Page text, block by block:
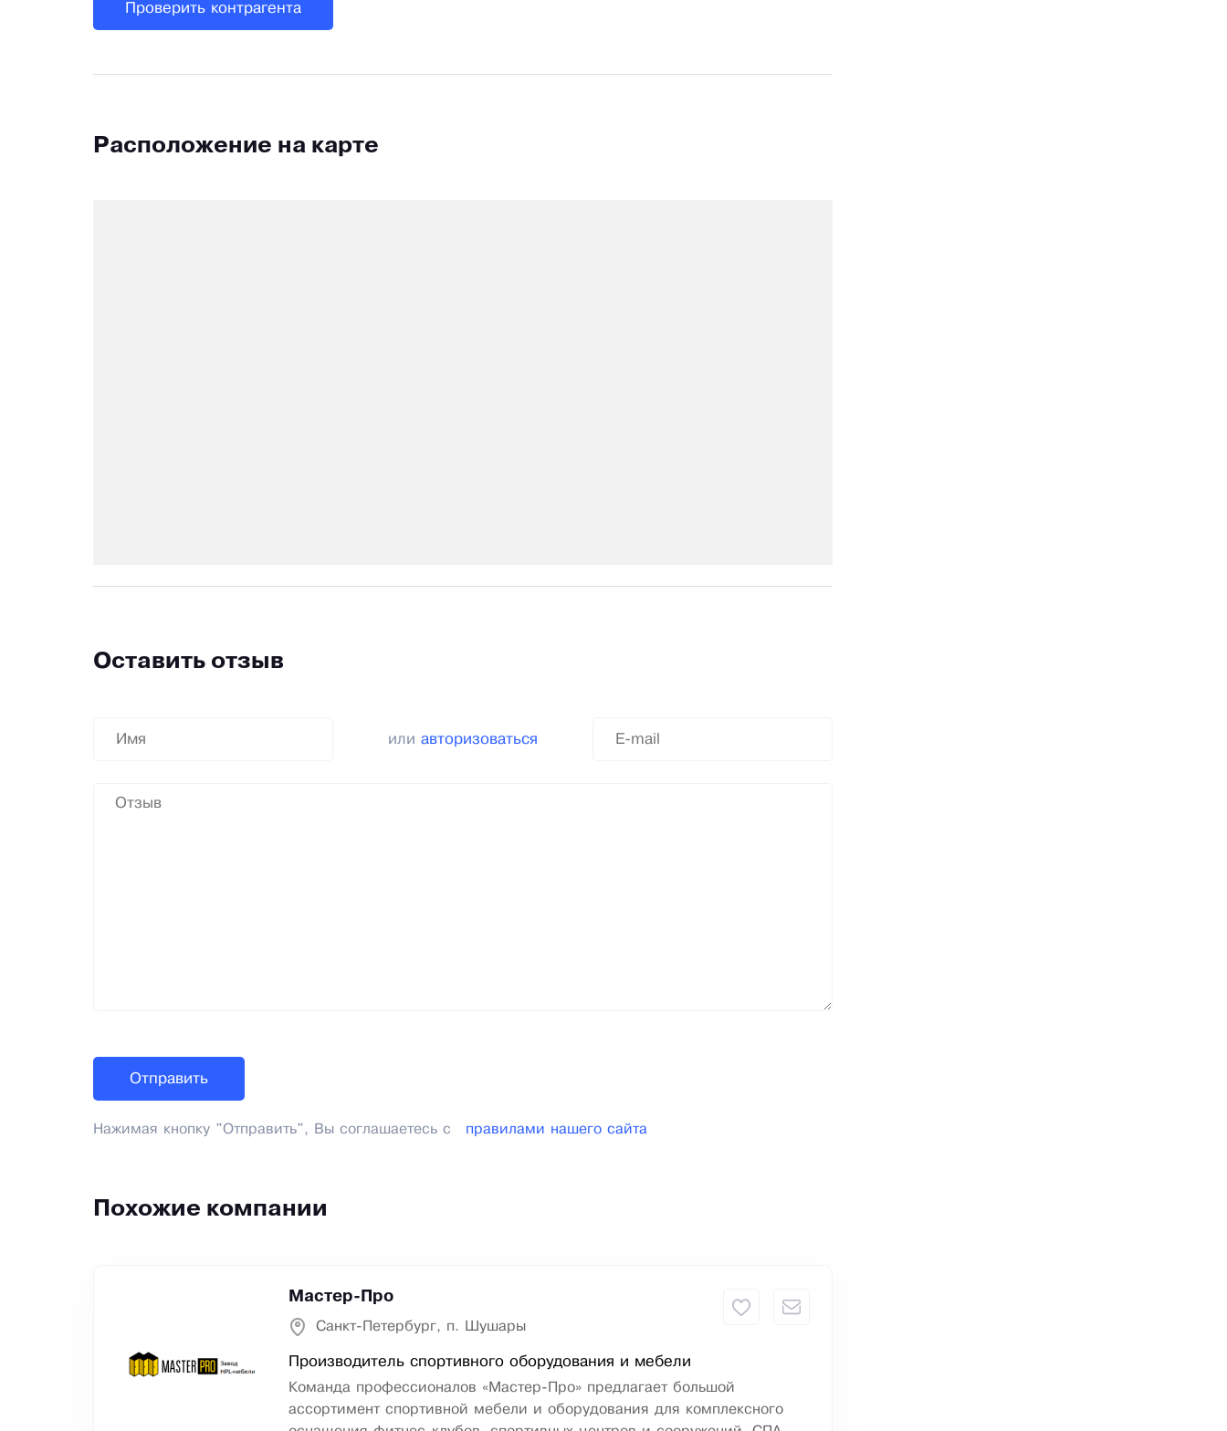
Проверить контрагента
Расположение на карте
Оставить отзыв
или авторизоваться
Нажимая кнопку "Отправить", Вы соглашаетесь с правилами нашего сайта
Похожие компании
Мастер-Про
Санкт-Петербург, п. Шушары
Производитель спортивного оборудования и мебели
Команда профессионалов «Мастер-Про» предлагает большой
ассортимент спортивной мебели и оборудования для комплексного